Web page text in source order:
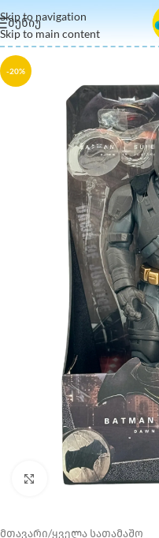
Skip to navigation
Skip to main content
ᲛᲔᲜᲘᲣ
-20%
Click to enlarge
მთავარი/ყველა სათამაშო